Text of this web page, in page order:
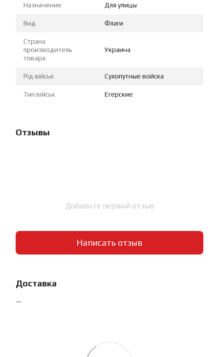
Назначение Для улицы
Вид Флаги
Страна
производитель
товара
Украина
Рід військ Сухопутные войска
Тип військ Егерские
Отзывы
Добавьте первый отзыв
Написать отзыв
Доставка